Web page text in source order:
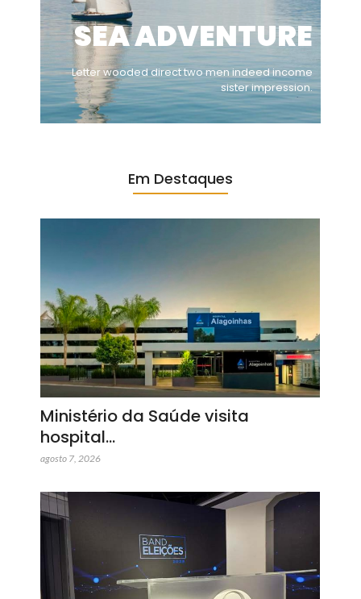
SEA ADVENTURE
Letter wooded direct two men indeed income
sister impression.
Em Destaques
Ministério da Saúde visita
hospital…
agosto 7, 2026